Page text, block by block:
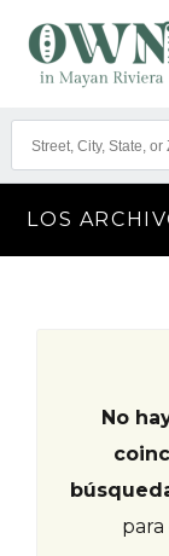
LOS
No